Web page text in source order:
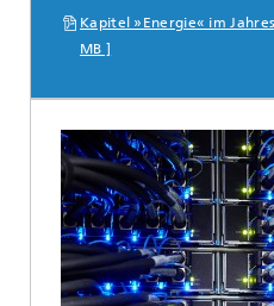
Kapitel »Energie« im
MB ]